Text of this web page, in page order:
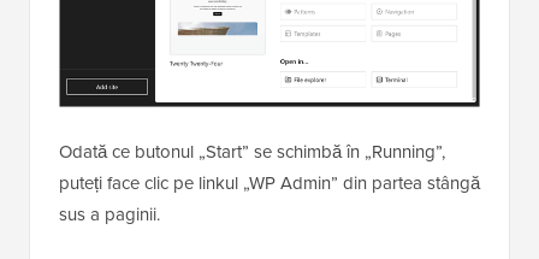
Odată ce butonul „Start” se schimbă în „Running”,
puteți face clic pe linkul „WP Admin” din partea stângă
sus a paginii.